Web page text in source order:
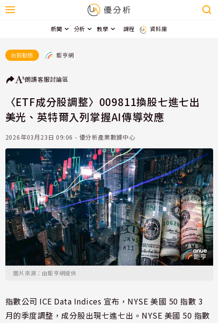
新聞 分析 教學 課程 資料庫
台股動態 鉅亨網
朗讀客服討論區
〈ETF成分股調整〉009811換股七進七出
美光、英特爾入列掌握AI傳導效應
2026年03月23日 09:06 - 優分析產業數據中心
圖片來源：由鉅亨網提供
指數公司 ICE Data Indices 宣布，NYSE 美國 50 指數 3
月的季度調整，成分股出現七進七出。NYSE 美國 50 指數